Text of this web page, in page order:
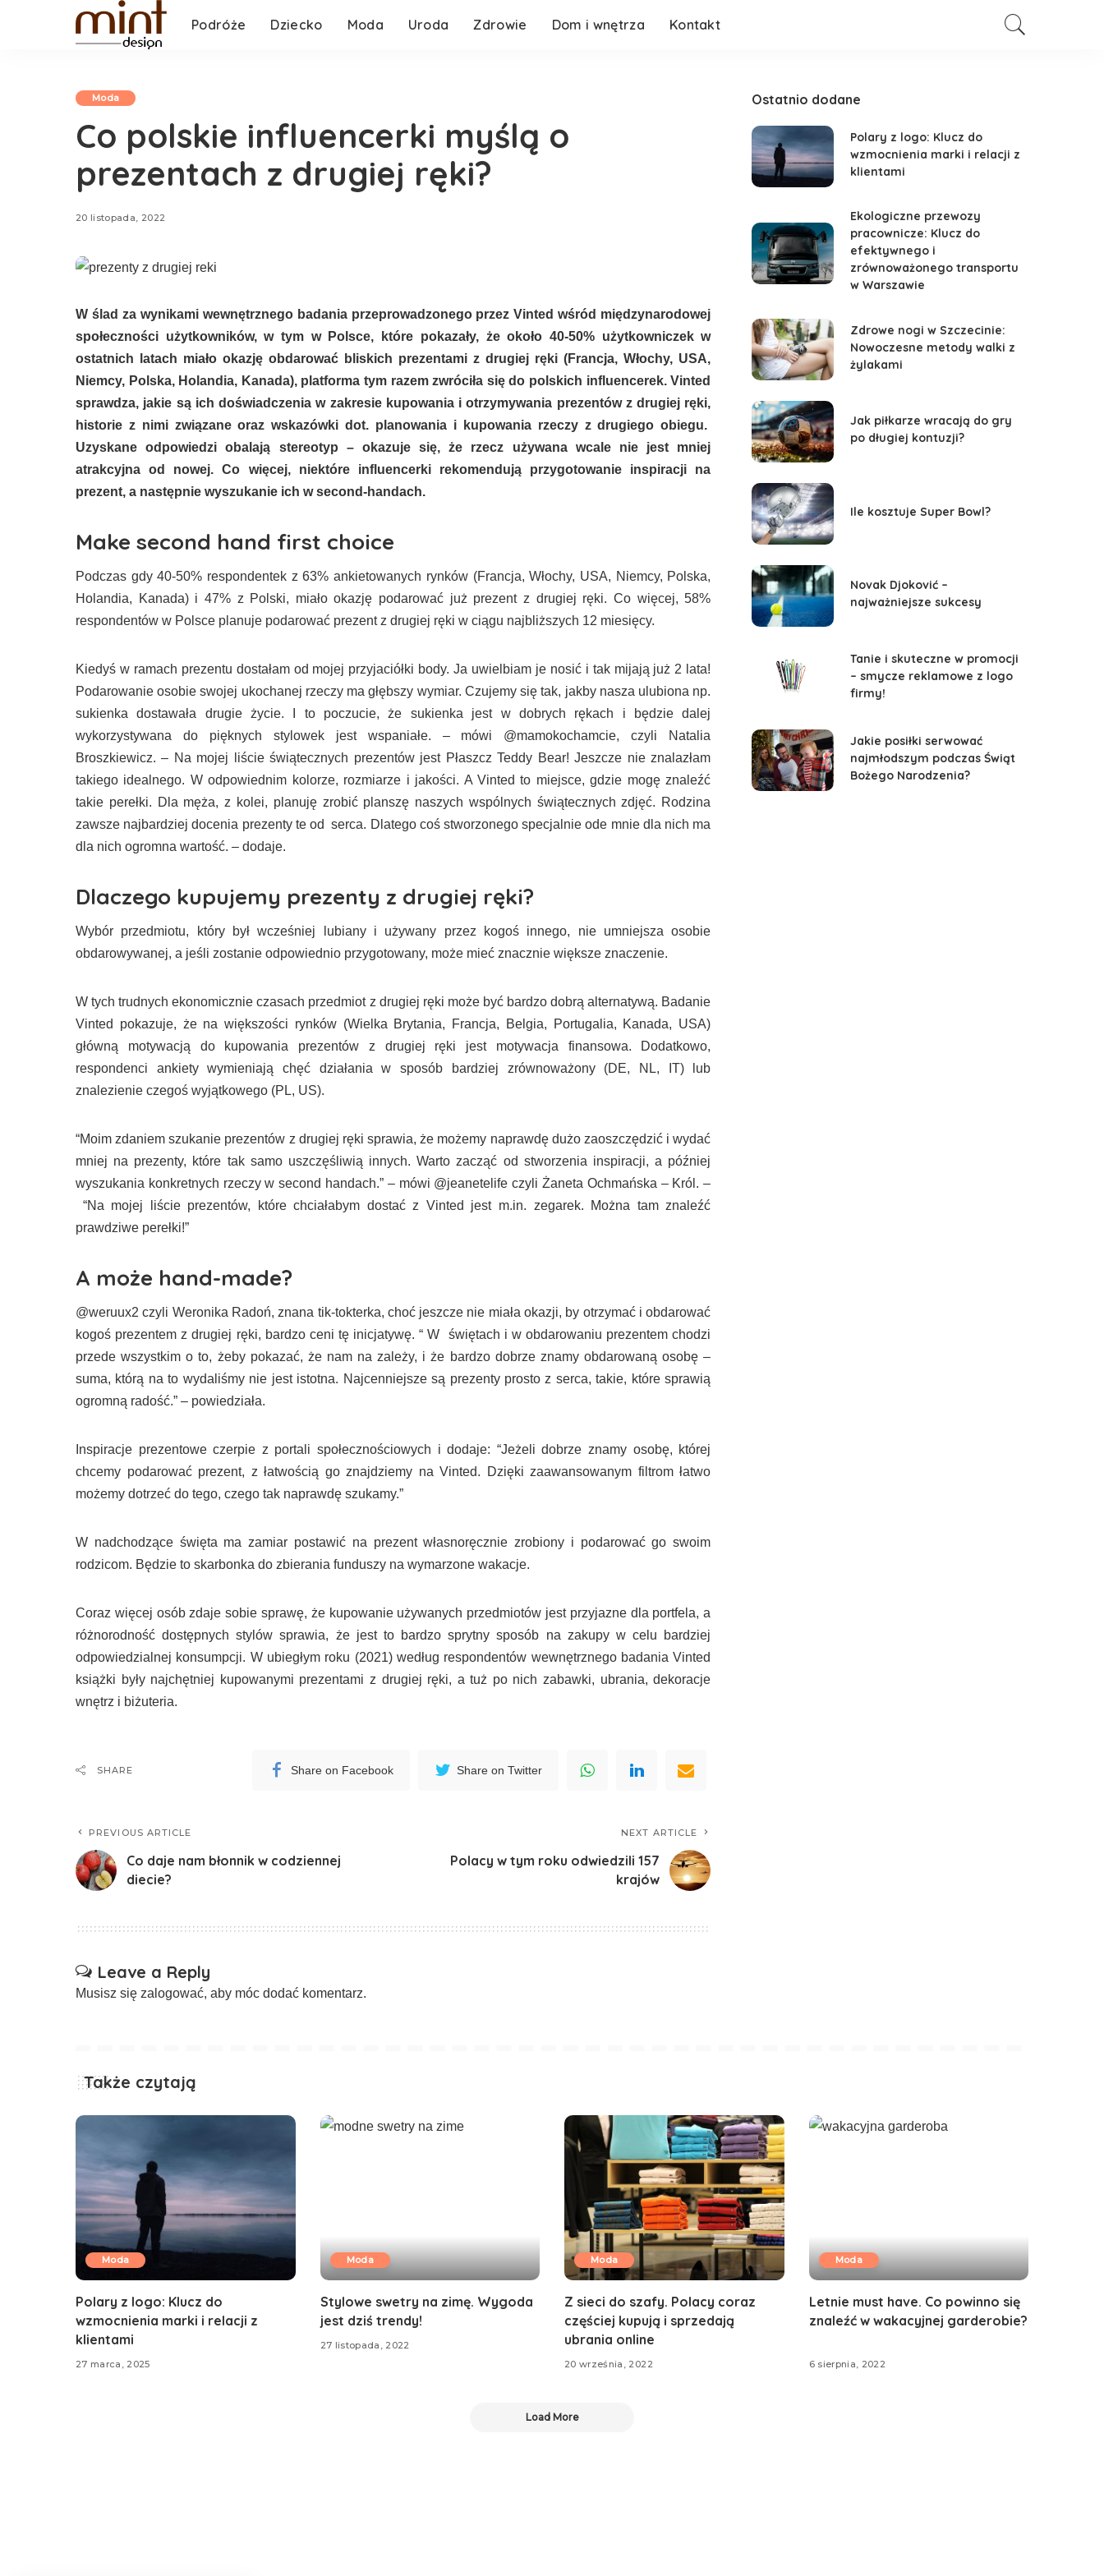
Podróże Dziecko Moda Uroda Zdrowie Dom i wnętrza Kontakt
Moda
Co polskie influencerki myślą o
prezentach z drugiej ręki?
20 listopada, 2022
W ślad za wynikami wewnętrznego badania przeprowadzonego przez Vinted wśród międzynarodowej
społeczności użytkowników, w tym w Polsce, które pokazały, że około 40-50% użytkowniczek w
ostatnich latach miało okazję obdarować bliskich prezentami z drugiej ręki (Francja, Włochy, USA,
Niemcy, Polska, Holandia, Kanada), platforma tym razem zwróciła się do polskich influencerek. Vinted
sprawdza, jakie są ich doświadczenia w zakresie kupowania i otrzymywania prezentów z drugiej ręki,
historie z nimi związane oraz wskazówki dot. planowania i kupowania rzeczy z drugiego obiegu.
Uzyskane odpowiedzi obalają stereotyp – okazuje się, że rzecz używana wcale nie jest mniej
atrakcyjna od nowej. Co więcej, niektóre influencerki rekomendują przygotowanie inspiracji na
prezent, a następnie wyszukanie ich w second-handach.
Make second hand first choice
Podczas gdy 40-50% respondentek z 63% ankietowanych rynków (Francja, Włochy, USA, Niemcy, Polska,
Holandia, Kanada) i 47% z Polski, miało okazję podarować już prezent z drugiej ręki. Co więcej, 58%
respondentów w Polsce planuje podarować prezent z drugiej ręki w ciągu najbliższych 12 miesięcy.
Kiedyś w ramach prezentu dostałam od mojej przyjaciółki body. Ja uwielbiam je nosić i tak mijają już 2 lata!
Podarowanie osobie swojej ukochanej rzeczy ma głębszy wymiar. Czujemy się tak, jakby nasza ulubiona np.
sukienka dostawała drugie życie. I to poczucie, że sukienka jest w dobrych rękach i będzie dalej
wykorzystywana do pięknych stylowek jest wspaniałe. – mówi @mamokochamcie, czyli Natalia
Broszkiewicz. – Na mojej liście świątecznych prezentów jest Płaszcz Teddy Bear! Jeszcze nie znalazłam
takiego idealnego. W odpowiednim kolorze, rozmiarze i jakości. A Vinted to miejsce, gdzie mogę znaleźć
takie perełki. Dla męża, z kolei, planuję zrobić planszę naszych wspólnych świątecznych zdjęć. Rodzina
zawsze najbardziej docenia prezenty te od serca. Dlatego coś stworzonego specjalnie ode mnie dla nich ma
dla nich ogromna wartość. – dodaje.
Dlaczego kupujemy prezenty z drugiej ręki?
Wybór przedmiotu, który był wcześniej lubiany i używany przez kogoś innego, nie umniejsza osobie
obdarowywanej, a jeśli zostanie odpowiednio przygotowany, może mieć znacznie większe znaczenie.
W tych trudnych ekonomicznie czasach przedmiot z drugiej ręki może być bardzo dobrą alternatywą. Badanie
Vinted pokazuje, że na większości rynków (Wielka Brytania, Francja, Belgia, Portugalia, Kanada, USA)
główną motywacją do kupowania prezentów z drugiej ręki jest motywacja finansowa. Dodatkowo,
respondenci ankiety wymieniają chęć działania w sposób bardziej zrównoważony (DE, NL, IT) lub
znalezienie czegoś wyjątkowego (PL, US).
“Moim zdaniem szukanie prezentów z drugiej ręki sprawia, że możemy naprawdę dużo zaoszczędzić i wydać
mniej na prezenty, które tak samo uszczęśliwią innych. Warto zacząć od stworzenia inspiracji, a później
wyszukania konkretnych rzeczy w second handach.” – mówi @jeanetelife czyli Żaneta Ochmańska – Król. –
“Na mojej liście prezentów, które chciałabym dostać z Vinted jest m.in. zegarek. Można tam znaleźć
prawdziwe perełki!”
A może hand-made?
@weruux2 czyli Weronika Radoń, znana tik-tokterka, choć jeszcze nie miała okazji, by otrzymać i obdarować
kogoś prezentem z drugiej ręki, bardzo ceni tę inicjatywę. “ W świętach i w obdarowaniu prezentem chodzi
przede wszystkim o to, żeby pokazać, że nam na zależy, i że bardzo dobrze znamy obdarowaną osobę –
suma, którą na to wydaliśmy nie jest istotna. Najcenniejsze są prezenty prosto z serca, takie, które sprawią
ogromną radość.” – powiedziała.
Inspiracje prezentowe czerpie z portali społecznościowych i dodaje: “Jeżeli dobrze znamy osobę, której
chcemy podarować prezent, z łatwością go znajdziemy na Vinted. Dzięki zaawansowanym filtrom łatwo
możemy dotrzeć do tego, czego tak naprawdę szukamy.”
W nadchodzące święta ma zamiar postawić na prezent własnoręcznie zrobiony i podarować go swoim
rodzicom. Będzie to skarbonka do zbierania funduszy na wymarzone wakacje.
Coraz więcej osób zdaje sobie sprawę, że kupowanie używanych przedmiotów jest przyjazne dla portfela, a
różnorodność dostępnych stylów sprawia, że jest to bardzo sprytny sposób na zakupy w celu bardziej
odpowiedzialnej konsumpcji. W ubiegłym roku (2021) według respondentów wewnętrznego badania Vinted
książki były najchętniej kupowanymi prezentami z drugiej ręki, a tuż po nich zabawki, ubrania, dekoracje
wnętrz i biżuteria.
SHARE Share on Facebook Share on Twitter
PREVIOUS ARTICLE
Co daje nam błonnik w codziennej
diecie?
NEXT ARTICLE
Polacy w tym roku odwiedzili 157
krajów
Leave a Reply
Musisz się zalogować, aby móc dodać komentarz.
Ostatnio dodane
Polary z logo: Klucz do
wzmocnienia marki i relacji z
klientami
Ekologiczne przewozy
pracownicze: Klucz do
efektywnego i
zrównoważonego transportu
w Warszawie
Zdrowe nogi w Szczecinie:
Nowoczesne metody walki z
żylakami
Jak piłkarze wracają do gry
po długiej kontuzji?
Ile kosztuje Super Bowl?
Novak Djoković –
najważniejsze sukcesy
Tanie i skuteczne w promocji
– smycze reklamowe z logo
firmy!
Jakie posiłki serwować
najmłodszym podczas Świąt
Bożego Narodzenia?
Także czytają
Moda
Polary z logo: Klucz do
wzmocnienia marki i relacji z
klientami
27 marca, 2025
Moda
Stylowe swetry na zimę. Wygoda
jest dziś trendy!
27 listopada, 2022
Moda
Z sieci do szafy. Polacy coraz
częściej kupują i sprzedają
ubrania online
20 września, 2022
Moda
Letnie must have. Co powinno się
znaleźć w wakacyjnej garderobie?
6 sierpnia, 2022
Load More